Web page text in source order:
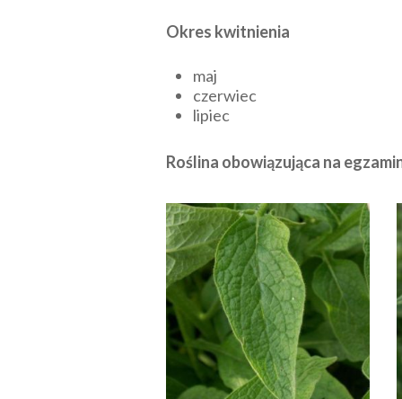
Okres kwitnienia
maj
czerwiec
lipiec
Roślina obowiązująca na